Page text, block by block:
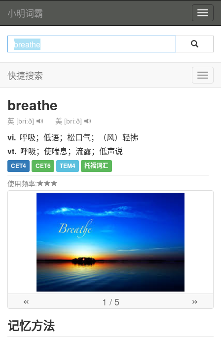
小明词霸
快捷搜索
breathe
英 [briːð] 美 [briːð]
vi. 呼吸；低语；松口气；（风）轻拂
vt. 呼吸；使喘息；流露；低声说
CET4 CET6 TEM4 托福词汇
使用频率:
« 1 / 5 »
记忆方法